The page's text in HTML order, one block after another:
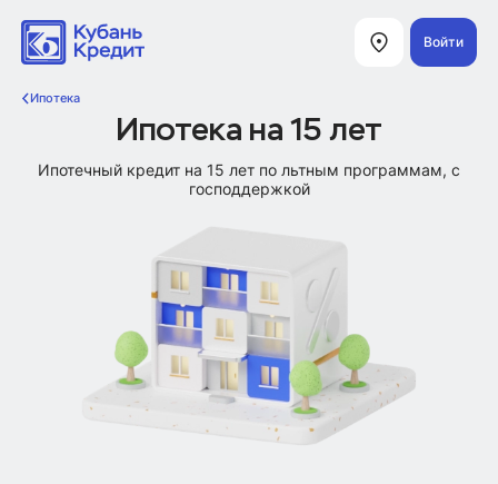
Войти
Ипотека на 15 лет
Ипотечный кредит на 15 лет по льтным программам, с
господдержкой
Ипотека